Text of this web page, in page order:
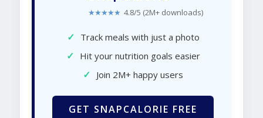
★★★★★ 4.8/5 (2M+ downloads)
✓ Track meals with just a photo
✓ Hit your nutrition goals easier
✓ Join 2M+ happy users
GET SNAPCALORIE FREE